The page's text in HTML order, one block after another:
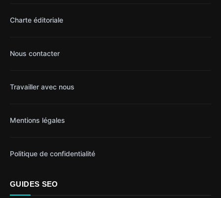
Charte éditoriale
Nous contacter
Travailler avec nous
Mentions légales
Politique de confidentialité
GUIDES SEO